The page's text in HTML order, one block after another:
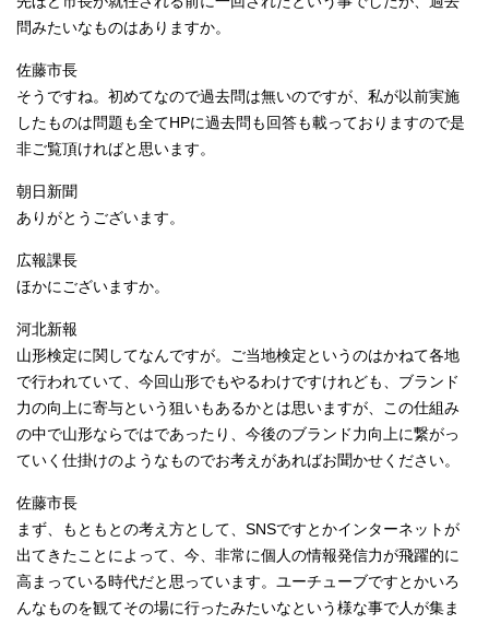
問みたいなものはありますか。
佐藤市長
そうですね。初めてなので過去問は無いのですが、私が以前実施
したものは問題も全てHPに過去問も回答も載っておりますので是
非ご覧頂ければと思います。
朝日新聞
ありがとうございます。
広報課長
ほかにございますか。
河北新報
山形検定に関してなんですが。ご当地検定というのはかねて各地
で行われていて、今回山形でもやるわけですけれども、ブランド
力の向上に寄与という狙いもあるかとは思いますが、この仕組み
の中で山形ならではであったり、今後のブランド力向上に繋がっ
ていく仕掛けのようなものでお考えがあればお聞かせください。
佐藤市長
まず、もともとの考え方として、SNSですとかインターネットが
出てきたことによって、今、非常に個人の情報発信力が飛躍的に
高まっている時代だと思っています。ユーチューブですとかいろ
んなものを観てその場に行ったみたいなという様な事で人が集ま